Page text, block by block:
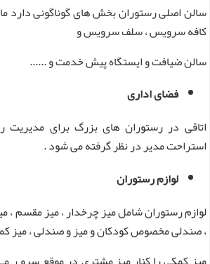
سالن اصلی رستوران بخش های گوناگونی دارد
کافه سرویس ، سلف سرویس و
سالن ضیافت و ایستگاه پیش خدمت و ......
فضای اداری
اتاقی در رستوران های بزرگ برای مدیریت
استراحت مدیر در نظر گرفته می شود .
لوازم رستوران
لوازم رستوران شامل میز چرخدار ، میز مقسم
، صندلی مخصوص کودکان و میز و صندلی ، میز